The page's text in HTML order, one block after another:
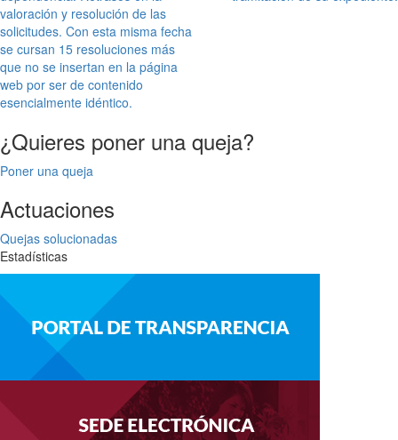
valoración y resolución de las
solicitudes. Con esta misma fecha
se cursan 15 resoluciones más
que no se insertan en la página
web por ser de contenido
esencialmente idéntico.
¿Quieres poner una queja?
Poner una queja
Actuaciones
Quejas solucionadas
Estadísticas